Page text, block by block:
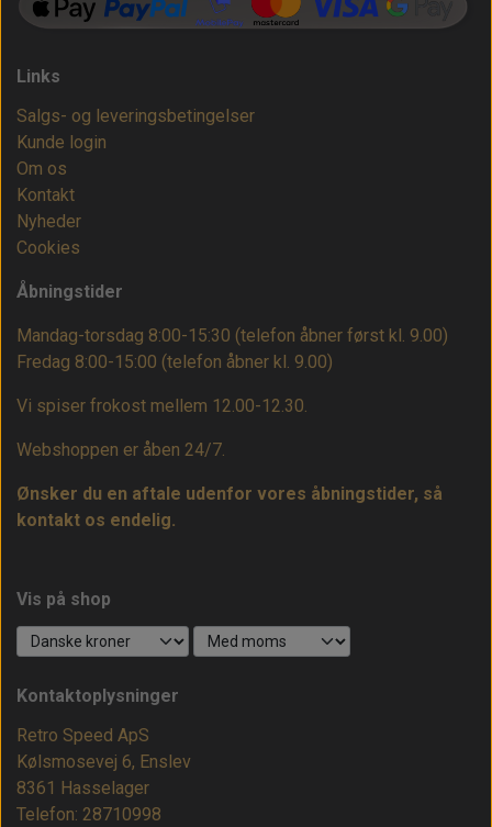
Links
Salgs- og leveringsbetingelser
Kunde login
Om os
Kontakt
Nyheder
Cookies
Åbningstider
Mandag-torsdag 8:00-15:30 (telefon åbner først kl. 9.00)
Fredag 8:00-15:00 (telefon åbner kl. 9.00)
Vi spiser frokost mellem 12.00-12.30.
Webshoppen er åben 24/7.
Ønsker du en aftale udenfor vores åbningstider, så
kontakt os endelig.
Vis på shop
Kontaktoplysninger
Retro Speed ApS
Kølsmosevej 6, Enslev
8361 Hasselager
Telefon: 28710998